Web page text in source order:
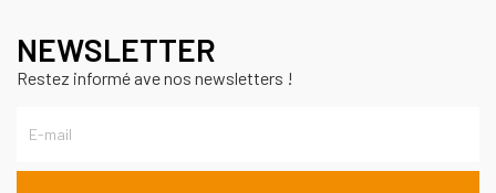
NEWSLETTER
Restez informé ave nos newsletters !